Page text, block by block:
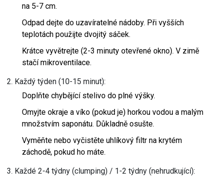
na 5-7 cm.
Odpad dejte do uzavíratelné nádoby. Při vyšších
teplotách použijte dvojitý sáček.
Krátce vyvětrejte (2-3 minuty otevřené okno). V zimě
stačí mikroventilace.
Každý týden (10-15 minut):
Doplňte chybějící stelivo do plné výšky.
Omyjte okraje a víko (pokud je) horkou vodou a malým
množstvím saponátu. Důkladně osušte.
Vyměňte nebo vyčistěte uhlíkový filtr na krytém
záchodě, pokud ho máte.
Každé 2-4 týdny (clumping) / 1-2 týdny (nehrudkující):